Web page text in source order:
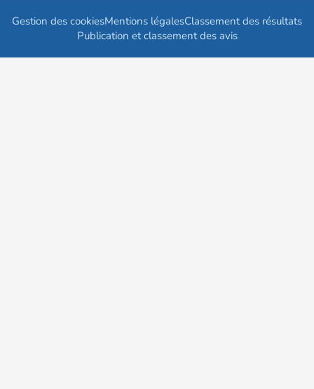
Gestion des cookiesMentions légalesClassement des résultats
Publication et classement des avis